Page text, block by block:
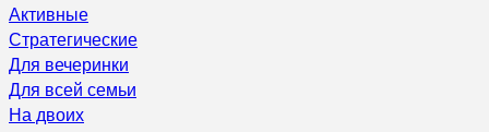
Активные
Стратегические
Для вечеринки
Для всей семьи
На двоих